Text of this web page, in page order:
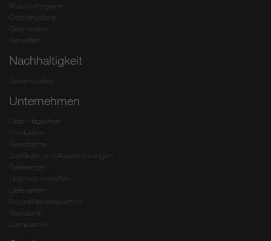
Wäschehygiene
Objekthygiene
Desinfektion
Servietten
Nachhaltigkeit
Greenovative
Unternehmen
Über Hagleitner
Produktion
Geschichte
Zertifikate und Auszeichnungen
Referenzen
Unternehmensfilm
Lieferanten
Export/Handelspartner
Standorte
Compliance